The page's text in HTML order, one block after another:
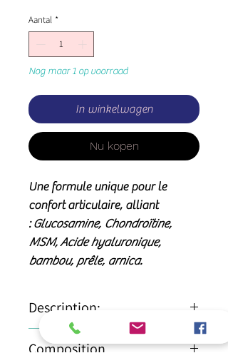
Aantal *
Nog maar 1 op voorraad
In winkelwagen
Nu kopen
Une formule unique pour le
confort articulaire, alliant
:Glucosamine, Chondroïtine,
MSM,Acide hyaluronique,
bambou, prêle, arnica.
Description:
Ultra Joint Flex
est une formule
Composition